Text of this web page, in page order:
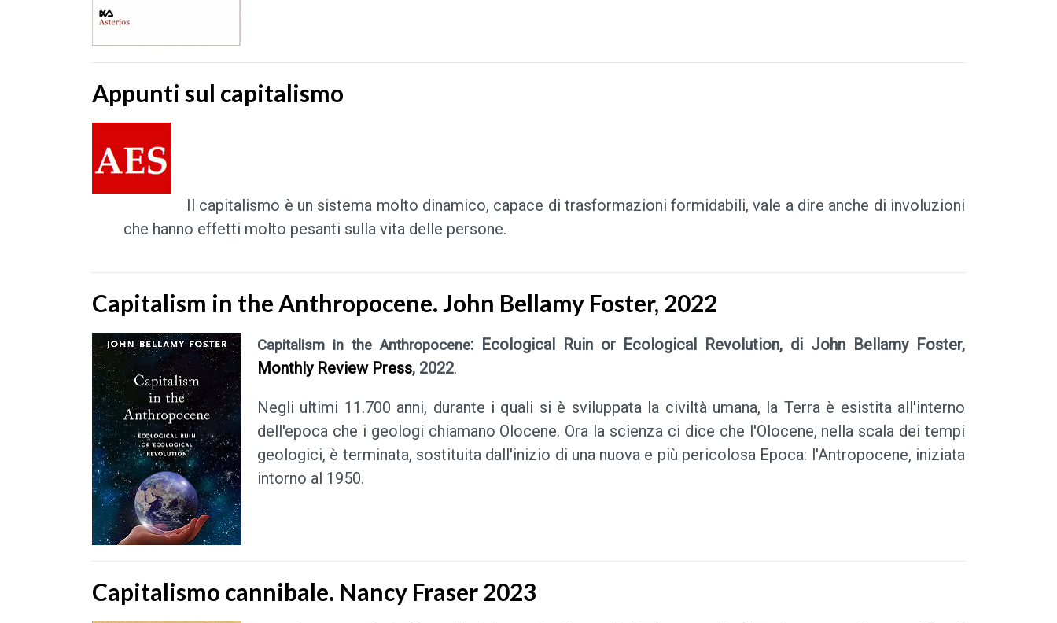
Appunti sul capitalismo
Il capitalismo è un sistema molto dinamico, capace di trasformazioni formidabili, vale a dire anche di involuzioni
che hanno effetti molto pesanti sulla vita delle persone.
Capitalism in the Anthropocene. John Bellamy Foster, 2022
Capitalism in the Anthropocene: Ecological Ruin or Ecological Revolution, di John Bellamy Foster,
Monthly Review Press, 2022.
Negli ultimi 11.700 anni, durante i quali si è sviluppata la civiltà umana, la Terra è esistita all'interno
dell'epoca che i geologi chiamano Olocene. Ora la scienza ci dice che l'Olocene, nella scala dei tempi
geologici, è terminata, sostituita dall'inizio di una nuova e più pericolosa Epoca: l'Antropocene, iniziata
intorno al 1950.
Capitalismo cannibale. Nancy Fraser 2023